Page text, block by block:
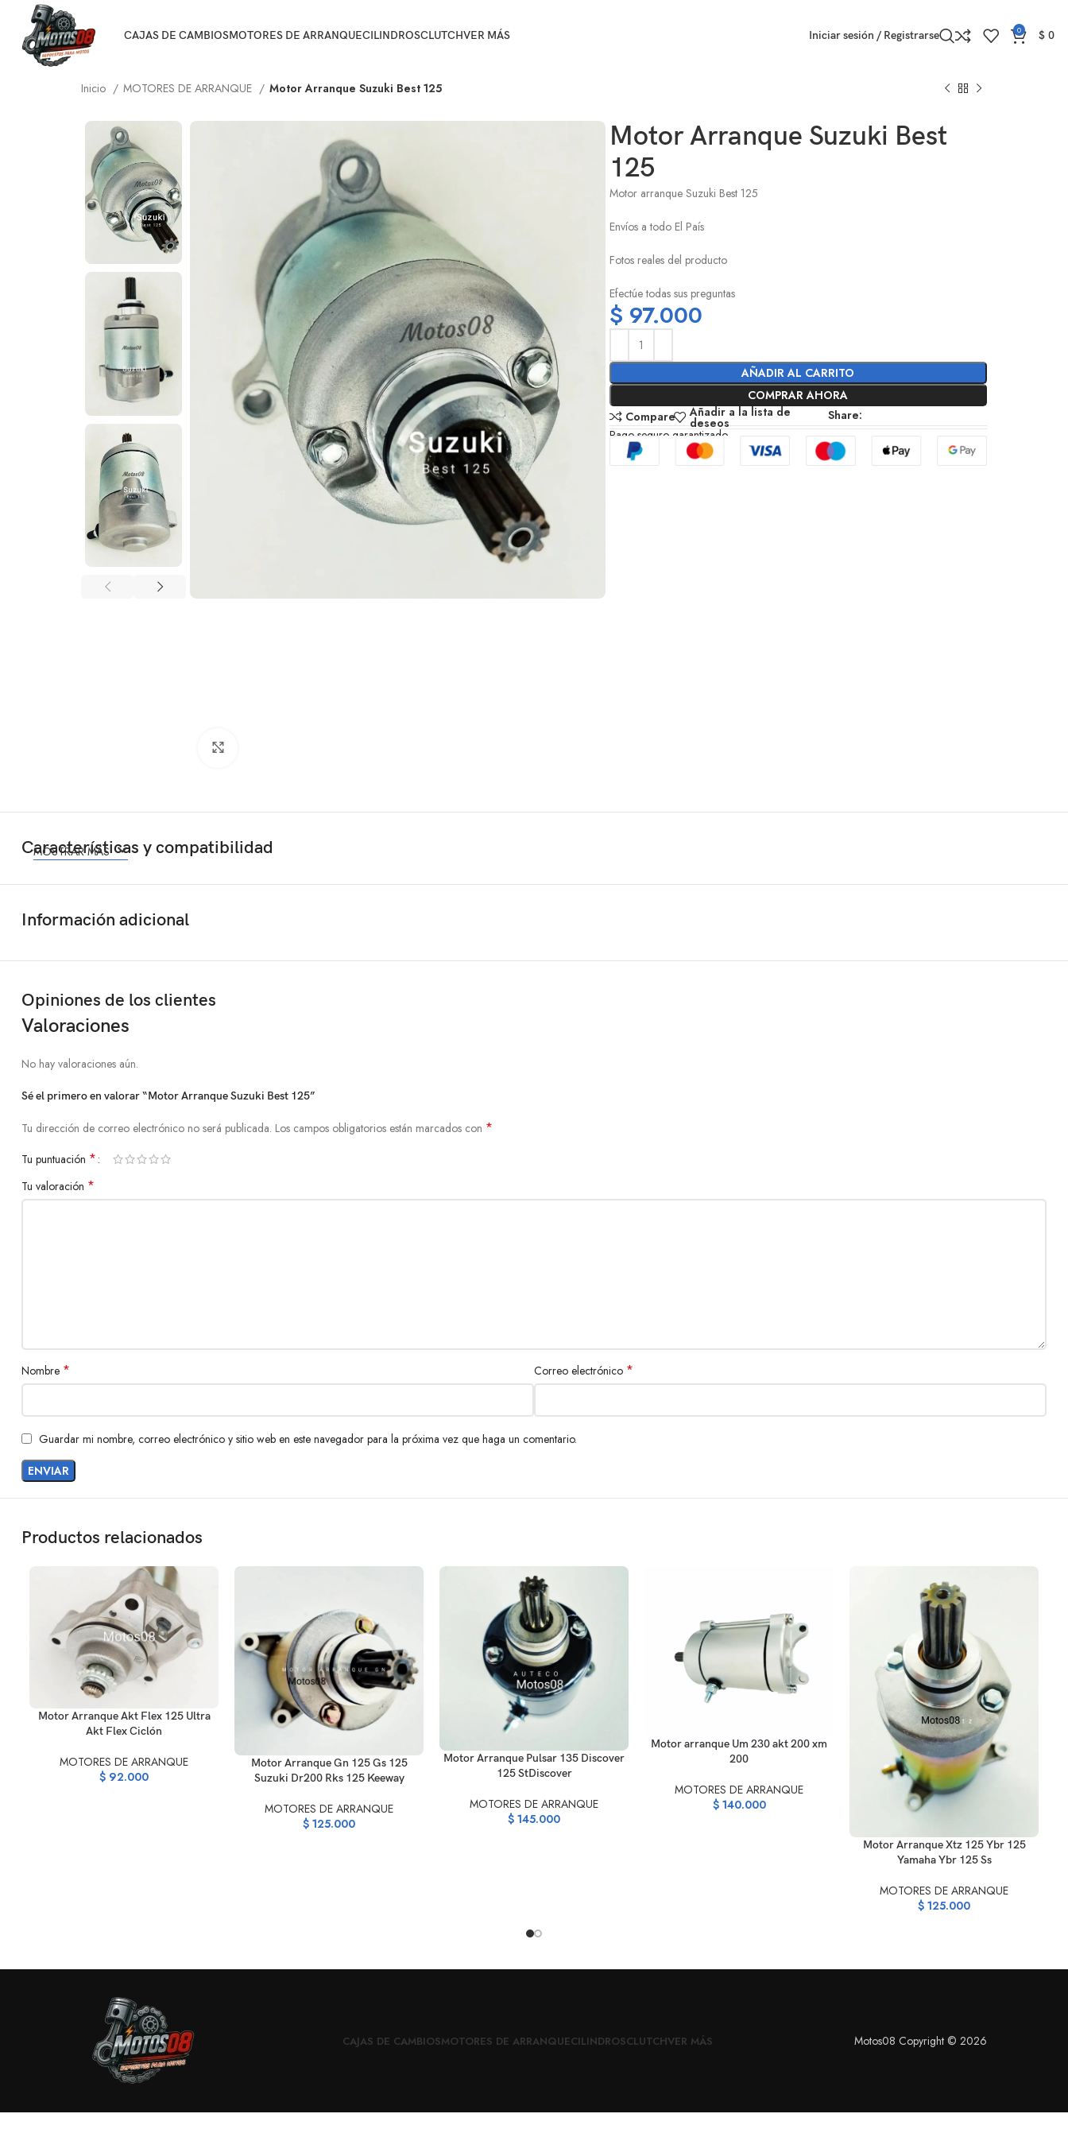
CAJAS DE CAMBIOSMOTORES DE ARRANQUECILINDROSCLUTCHVER MÁS Iniciar sesión / Registrarse 0 $ 0
Inicio MOTORES DE ARRANQUE Motor Arranque Suzuki Best 125
Motor Arranque Suzuki Best
125
Motor arranque Suzuki Best 125
Envíos a todo El País
Fotos reales del producto
Efectúe todas sus preguntas
$ 97.000
AÑADIR AL CARRITO
COMPRAR AHORA
Compare
Añadir a la lista de
deseos
Share:
Pago seguro garantizado
Características y compatibilidad
MOSTRAR MÁS
Información adicional
Opiniones de los clientes
Valoraciones
No hay valoraciones aún.
Sé el primero en valorar “Motor Arranque Suzuki Best 125”
Tu dirección de correo electrónico no será publicada. Los campos obligatorios están marcados con *
Tu puntuación *
Tu valoración *
Nombre * Correo electrónico *
Guardar mi nombre, correo electrónico y sitio web en este navegador para la próxima vez que haga un comentario.
Productos relacionados
AÑADIR AL CARRITO
Motor Arranque Akt Flex 125 Ultra
Akt Flex Ciclón
MOTORES DE ARRANQUE
$ 92.000
AÑADIR AL CARRITO
Motor Arranque Gn 125 Gs 125
Suzuki Dr200 Rks 125 Keeway
MOTORES DE ARRANQUE
$ 125.000
AÑADIR AL CARRITO
Motor Arranque Pulsar 135 Discover
125 StDiscover
MOTORES DE ARRANQUE
$ 145.000
AÑADIR AL CARRITO
Motor arranque Um 230 akt 200 xm
200
MOTORES DE ARRANQUE
$140.000
AÑADIR AL CARRITO
Motor Arranque Xtz 125 Ybr 125
Yamaha Ybr 125 Ss
MOTORES DE ARRANQUE
$ 125.000
CAJAS DE CAMBIOSMOTORES DE ARRANQUECILINDROSCLUTCHVER MÁS Motos08 Copyright © 2026